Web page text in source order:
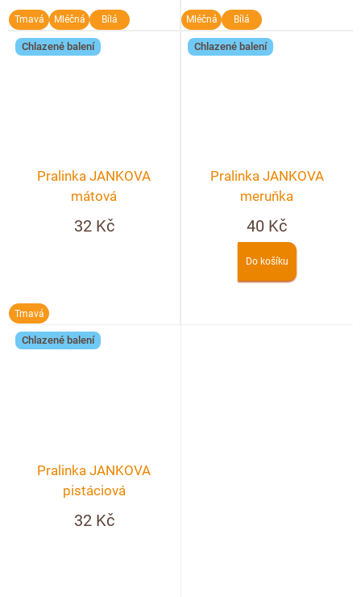
Tmavá Mléčná Bílá Mléčná Bílá
Chlazené balení
Pralinka JANKOVA
mátová
32 Kč
Tmavá
Chlazené balení
Pralinka JANKOVA
meruňka
40 Kč
Do košíku
Chlazené balení
Pralinka JANKOVA
pistáciová
32 Kč